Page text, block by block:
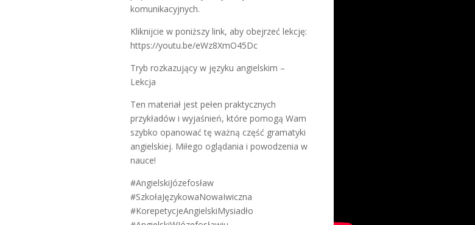
komunikacyjnych.
Kliknijcie w poniższy link, aby obejrzeć lekcję:
https://youtu.be/eWz8XmO45Dc
Tryb rozkazujący w języku angielskim –
Lekcja
Ten materiał jest pełen praktycznych
przykładów i wyjaśnień, które pomogą Wam
szybko opanować tę ważną część gramatyki
angielskiej. Miłego oglądania i powodzenia w
nauce!
#AngielskiJózefosław
#SzkołaJęzykowaNowaIwiczna
#KorepetycjeAngielskiMysiadło